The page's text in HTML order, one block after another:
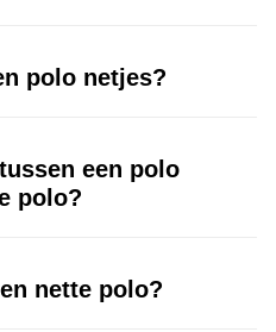
polo netjes?
een polo
polo?
nette polo?